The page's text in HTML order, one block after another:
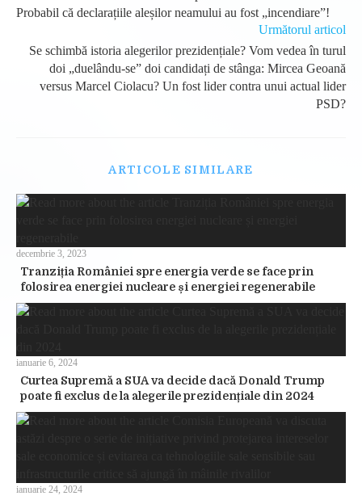
Probabil că declarațiile aleșilor neamului au fost „incendiare”!
Următorul articol
Se schimbă istoria alegerilor prezidențiale? Vom vedea în turul
doi „duelându-se” doi candidați de stânga: Mircea Geoană
versus Marcel Ciolacu? Un fost lider contra unui actual lider
PSD?
ARTICOLE SIMILARE
Tranziția României spre energia verde se face prin
folosirea energiei nucleare și energiei regenerabile
decembrie 3, 2023
Curtea Supremă a SUA va decide dacă Donald Trump
poate fi exclus de la alegerile prezidențiale din 2024
ianuarie 6, 2024
ianuarie 24, 2024